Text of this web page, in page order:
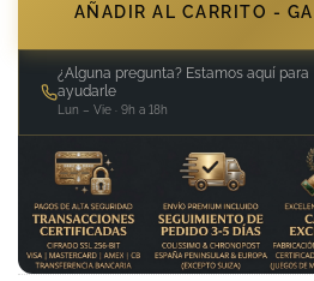
AÑADIR AL CARRITO -
¿Alguna pregunta? Estamos aquí para
ayudarle
Lun – Vie · 9h a 18h